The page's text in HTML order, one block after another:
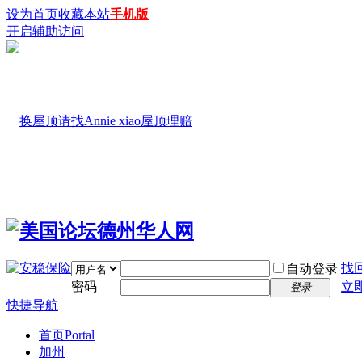
设为首页收藏本站手机版
开启辅助访问
自动登录 找
密码
登录
立
快捷导航
首页Portal
加州